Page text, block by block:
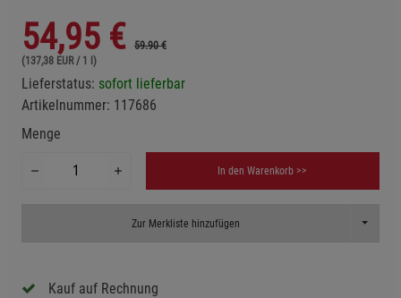
54,95 €
59.90 €
(137,38 EUR / 1 l)
Lieferstatus: sofort lieferbar
Artikelnummer: 117686
Menge
In den Warenkorb >>
Zur Merkliste hinzufügen Toggle
Kauf auf Rechnung